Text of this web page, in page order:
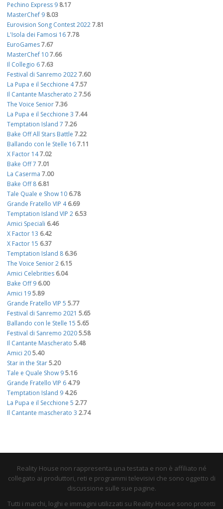
Pechino Express 9 8.17
MasterChef 9 8.03
Eurovision Song Contest 20227.81
L'Isola dei Famosi 167.78
EuroGames7.67
MasterChef 107.66
Il Collegio 67.63
Festival di Sanremo 20227.60
La Pupa e il Secchione 47.57
Il Cantante Mascherato 27.56
The Voice Senior7.36
La Pupa e il Secchione 3 7.44
Temptation Island 7 7.26
Bake Off All Stars Battle 7.22
Ballando con le Stelle 167.11
X Factor 147.02
Bake Off 7 7.01
La Caserma 7.00
Bake Off 8 6.81
Tale Quale e Show 10 6.78
Grande Fratello VIP 4 6.69
Temptation Island VIP 2 6.53
Amici Speciali 6.46
X Factor 13 6.42
X Factor 15 6.37
Temptation Island 8 6.36
The Voice Senior 2 6.15
Amici Celebrities 6.04
Bake Off 9 6.00
Amici 195.89
Grande Fratello VIP 5 5.77
Festival di Sanremo 2021 5.65
Ballando con le Stelle 15 5.65
Festival di Sanremo 20205.58
Il Cantante Mascherato 5.48
Amici 205.40
Star in the Star5.20
Tale e Quale Show 95.16
Grande Fratello VIP 6 4.79
Temptation Island 9 4.26
La Pupa e il Secchione 5 2.77
Il Cantante mascherato 3 2.74
Reality House non rappresenta una testata e non è affiliato né
collegato ai produttori, reti e programmi televisivi che sono oggetto di
discussione sulle sue pagine.
Tutti i marchi, loghi e immagini utilizzati su Reality House sono protetti